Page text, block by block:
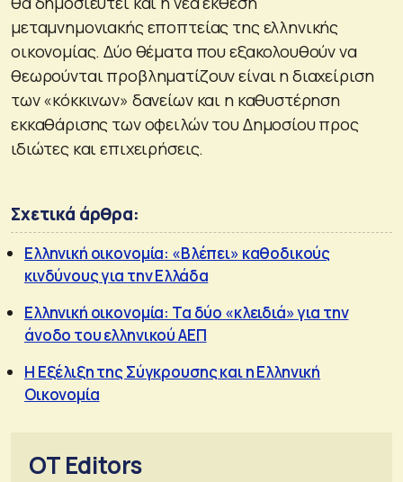
μεταμνημονιακής εποπτείας της ελληνικής
οικονομίας. Δύο θέματα που εξακολουθούν να
θεωρούνται προβληματίζουν είναι η διαχείριση
των «κόκκινων» δανείων και η καθυστέρηση
εκκαθάρισης των οφειλών του Δημοσίου προς
ιδιώτες και επιχειρήσεις.
Σχετικά άρθρα:
Ελληνική οικονομία: «Βλέπει» καθοδικούς
κινδύνους για την Ελλάδα
Ελληνική οικονομία: Τα δύο «κλειδιά» για την
άνοδο του ελληνικού ΑΕΠ
Η Εξέλιξη της Σύγκρουσης και η Ελληνική
Οικονομία
OT Editors